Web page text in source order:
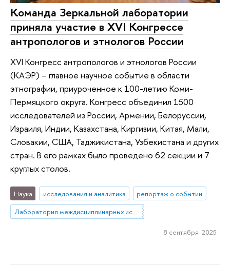
Команда Зеркальной лаборатории
приняла участие в XVI Конгрессе
антропологов и этнологов России
XVI Конгресс антропологов и этнологов России
(КАЭР) – главное научное событие в области
этнографии, приуроченное к 100-летию Коми-
Пермяцкого округа. Конгресс объединил 1500
исследователей из России, Армении, Белоруссии,
Израиля, Индии, Казахстана, Киргизии, Китая, Мали,
Словакии, США, Таджикистана, Узбекистана и других
стран. В его рамках было проведено 62 секции и 7
круглых столов.
Наука исследования и аналитика
репортаж о событии
Лаборатория междисциплинарных исследований по антропологии труда
8 сентября 2025